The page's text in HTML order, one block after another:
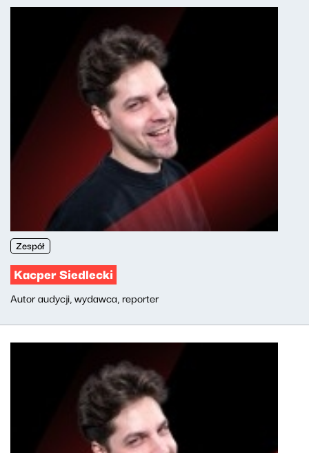
Zespół
Kacper Siedlecki
Autor audycji, wydawca, reporter